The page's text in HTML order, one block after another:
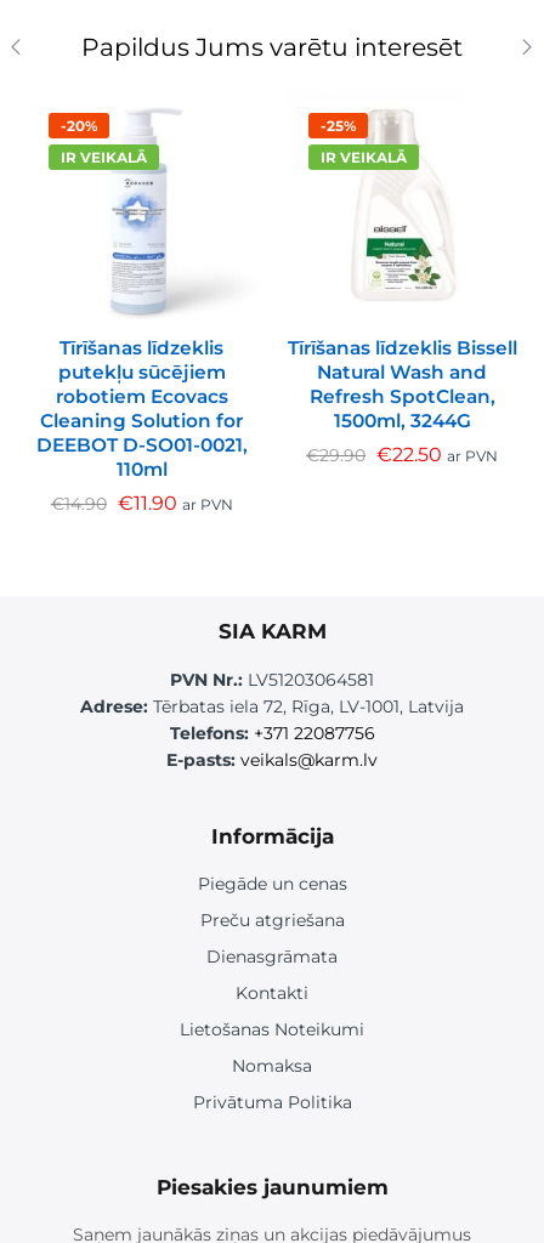
Papildus Jums varētu interesēt
-20%
IR VEIKALĀ
Tīrīšanas līdzeklis
putekļu sūcējiem
robotiem Ecovacs
Cleaning Solution for
DEEBOT D-SO01-0021,
110ml
€14.90 €11.90 ar PVN
-25%
IR VEIKALĀ
Tīrīšanas līdzeklis Bissell
Natural Wash and
Refresh SpotClean,
1500ml, 3244G
€29.90 €22.50 ar PVN
SIA KARM
PVN Nr.: LV51203064581
Adrese: Tērbatas iela 72, Rīga, LV-1001, Latvija
Telefons: +371 22087756
E-pasts: veikals@karm.lv
Informācija
Piegāde un cenas
Preču atgriešana
Dienasgrāmata
Kontakti
Lietošanas Noteikumi
Nomaksa
Privātuma Politika
Piesakies jaunumiem
Saņem jaunākās ziņas un akcijas piedāvājumus